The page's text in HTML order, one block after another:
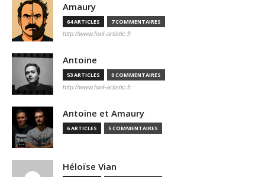
Amaury
64 ARTICLES 7 COMMENTAIRES
http://www.fool-artistic.fr
Antoine
53 ARTICLES 0 COMMENTAIRES
http://www.fool-artistic.fr
Antoine et Amaury
6 ARTICLES 5 COMMENTAIRES
Héloïse Vian